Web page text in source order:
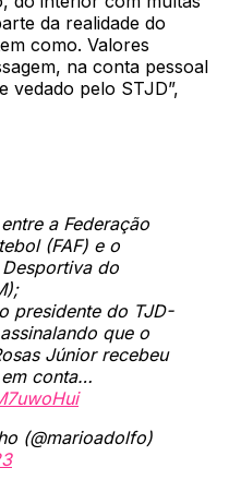
da realidade do
como. Valores
na conta pessoal
vedado pelo STJD”,
a Federação
(FAF) e o
do
presidente do TJD-
que o
Júnior recebeu
conta…
(@marioadolfo)